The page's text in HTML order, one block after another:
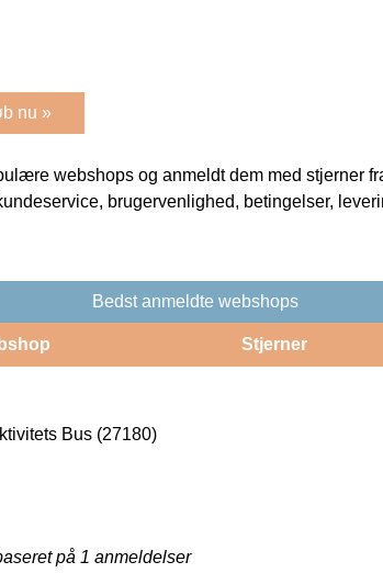
nu »
webshops og anmeldt dem med stjerner
brugervenlighed, betingelser,
Bedst anmeldte webshops
Stjerner
aktivitets Bus (27180)
på 1 anmeldelser